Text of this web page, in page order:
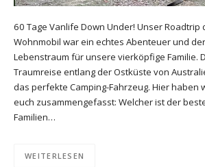
60 Tage Vanlife Down Under! Unser Roadtrip
Wohnmobil war ein echtes Abenteuer und
Lebenstraum für unsere vierköpfige Familie.
Traumreise entlang der Ostküste von
das perfekte Camping-Fahrzeug. Hier haben
euch zusammengefasst: Welcher ist der
Familien…
WEITERLESEN